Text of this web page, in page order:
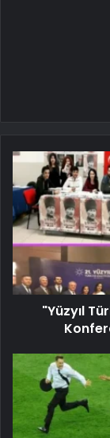
"Yüzyıl